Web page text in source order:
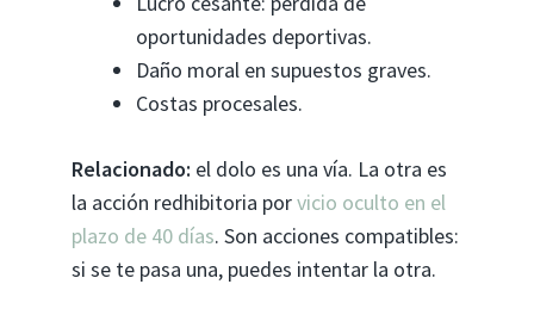
oportunidades deportivas.
Daño moral en supuestos graves.
Costas procesales.
Relacionado: el dolo es una vía. La otra es
la acción redhibitoria porvicio oculto en el
plazo de 40 días. Son acciones compatibles:
si se te pasa una, puedes intentar la otra.